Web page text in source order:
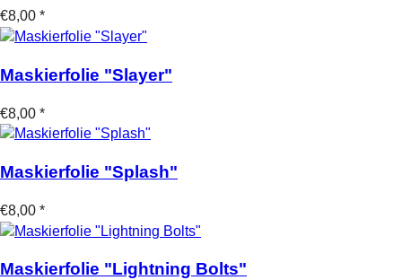
€8,00 *
Maskierfolie "Slayer"
€8,00 *
Maskierfolie "Splash"
€8,00 *
Maskierfolie "Lightning Bolts"